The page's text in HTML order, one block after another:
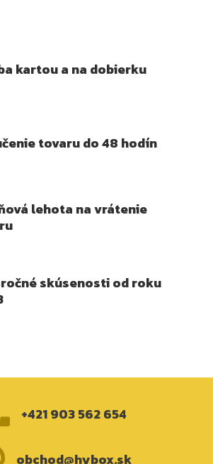
kartou a na dobierku
tovaru do 48 hodín
lehota na vrátenie
skúsenosti od roku
+421 903 562 654
obchod@hybox.sk